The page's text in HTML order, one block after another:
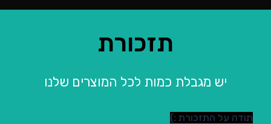
תזכורת
יש מגבלת כמות לכל המוצרים שלנו
תודה על התזכורת :)